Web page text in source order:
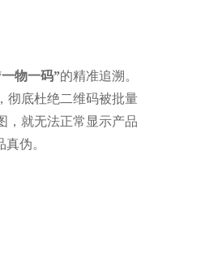
一物一码”的精准追溯。
彻底杜绝二维码被批量
，就无法正常显示产品
伪。